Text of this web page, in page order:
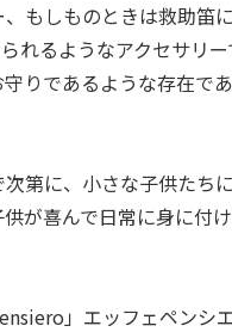
もしものときは救助笛に
れるようなアクセサリ
りであるような存在で
次第に、小さな子供たち
が喜んで日常に身に付
」エッフェペンシエ